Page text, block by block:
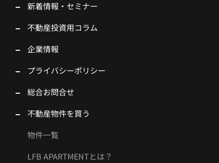
新着情報・セミナー
不動産投資用コラム
企業情報
プライバシーポリシー
総合お問合せ
不動産物件を買う
物件一覧
LFB APARTMENTとは？